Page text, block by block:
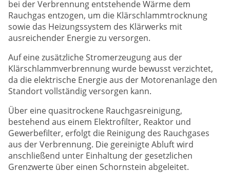
bei der Verbrennung entstehende Wärme dem
Rauchgas entzogen, um die Klärschlammtrocknung
sowie das Heizungssystem des Klärwerks mit
ausreichender Energie zu versorgen.
Auf eine zusätzliche Stromerzeugung aus der
Klärschlammverbrennung wurde bewusst verzichtet,
da die elektrische Energie aus der Motorenanlage den
Standort vollständig versorgen kann.
Über eine quasitrockene Rauchgasreinigung,
bestehend aus einem Elektrofilter, Reaktor und
Gewerbefilter, erfolgt die Reinigung des Rauchgases
aus der Verbrennung. Die gereinigte Abluft wird
anschließend unter Einhaltung der gesetzlichen
Grenzwerte über einen Schornstein abgeleitet.